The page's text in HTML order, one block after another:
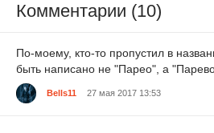
Комментарии (10)
По-моему, кто-то пропустил в
быть написано не "Парео", а
Bells11 27 мая 2017 13:53